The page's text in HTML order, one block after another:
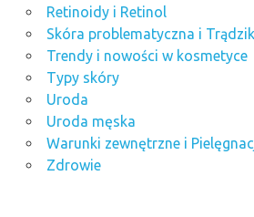
Retinoidy i Retinol
Skóra problematyczna i Trądzik
Trendy i nowości w kosmetyce
Typy skóry
Uroda
Uroda męska
Warunki zewnętrzne i
Zdrowie